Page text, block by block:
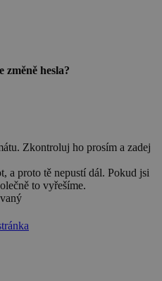
změně hesla?
Zkontroluj ho prosím a zadej
a proto tě nepustí dál. Pokud jsi
to vyřešíme.